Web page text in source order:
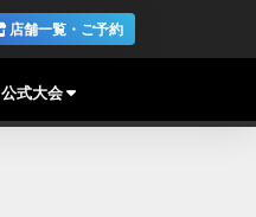
店舗一覧・ご予約
公式大会